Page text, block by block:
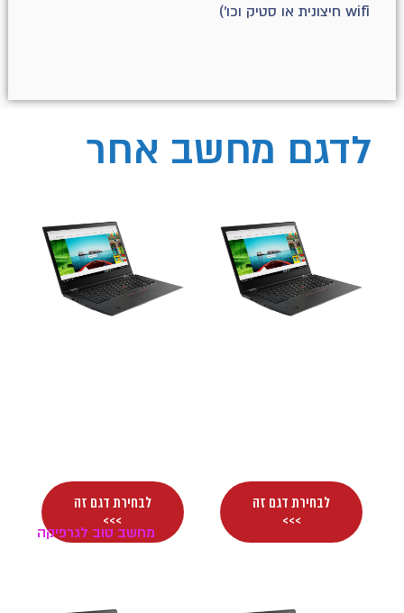
wifi חיצונית או סטיק וכו')
לדגם מחשב אחר
לבחירת דגם זה
>>>
לבחירת דגם זה
>>>
מחשב טוב לגרפיקה